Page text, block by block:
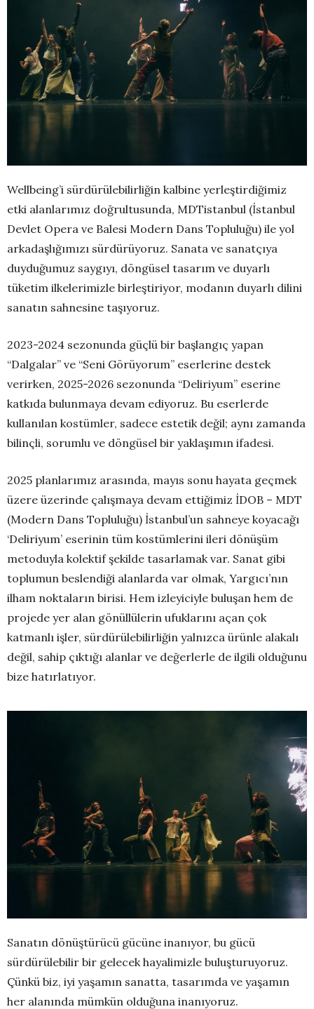
Wellbeing’i sürdürülebilirliğin kalbine yerleştirdiğimiz
etki alanlarımız doğrultusunda, MDTistanbul (İstanbul
Devlet Opera ve Balesi Modern Dans Topluluğu) ile yol
arkadaşlığımızı sürdürüyoruz. Sanata ve sanatçıya
duyduğumuz saygıyı, döngüsel tasarım ve duyarlı
tüketim ilkelerimizle birleştiriyor, modanın duyarlı dilini
sanatın sahnesine taşıyoruz.
2023-2024 sezonunda güçlü bir başlangıç yapan
“Dalgalar” ve “Seni Görüyorum” eserlerine destek
verirken, 2025-2026 sezonunda “Deliriyum” eserine
katkıda bulunmaya devam ediyoruz. Bu eserlerde
kullanılan kostümler, sadece estetik değil; aynı zamanda
bilinçli, sorumlu ve döngüsel bir yaklaşımın ifadesi.
2025 planlarımız arasında, mayıs sonu hayata geçmek
üzere üzerinde çalışmaya devam ettiğimiz İDOB – MDT
(Modern Dans Topluluğu) İstanbul’un sahneye koyacağı
‘Deliriyum’ eserinin tüm kostümlerini ileri dönüşüm
metoduyla kolektif şekilde tasarlamak var. Sanat gibi
toplumun beslendiği alanlarda var olmak, Yargıcı’nın
ilham noktaların birisi. Hem izleyiciyle buluşan hem de
projede yer alan gönüllülerin ufuklarını açan çok
katmanlı işler, sürdürülebilirliğin yalnızca ürünle alakalı
değil, sahip çıktığı alanlar ve değerlerle de ilgili olduğunu
bize hatırlatıyor.
Sanatın dönüştürücü gücüne inanıyor, bu gücü
sürdürülebilir bir gelecek hayalimizle buluşturuyoruz.
Çünkü biz, iyi yaşamın sanatta, tasarımda ve yaşamın
her alanında mümkün olduğuna inanıyoruz.